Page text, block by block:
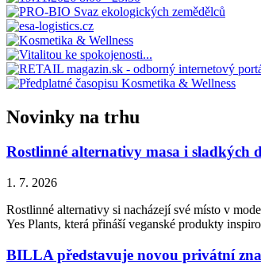
Novinky na trhu
Rostlinné alternativy masa i sladkých
1. 7. 2026
Rostlinné alternativy si nacházejí své místo v
Yes Plants, která přináší veganské produkty
BILLA představuje novou privátní